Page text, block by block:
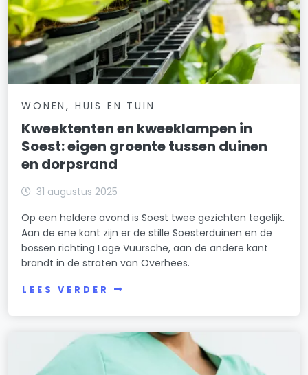
WONEN, HUIS EN TUIN
Kweektenten en kweeklampen in
Soest: eigen groente tussen duinen
en dorpsrand
31 augustus 2025
Op een heldere avond is Soest twee gezichten tegelijk.
Aan de ene kant zijn er de stille Soesterduinen en de
bossen richting Lage Vuursche, aan de andere kant
brandt in de straten van Overhees.
LEES VERDER